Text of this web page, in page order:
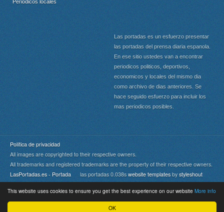
OK
This website uses cookies to ensure you get the best experience on our website More info
Periódicos locales
Las portadas es un esfuerzo presentar
las portadas del prensa diaria espanola.
En ese sitio ustedes van a encontrar
periodicos politicos, deportivos,
economicos y locales del mismo dia
como archivo de dias anteriores. Se
hace seguido esfuerzo para incluir los
mas periodicos posibles.
Política de privacidad
All images are copyrighted to their respective owners.
All trademarks and registered trademarks are the property of their respective owners.
LasPortadas.es - Portada las portadas 0.038s website templates by styleshout